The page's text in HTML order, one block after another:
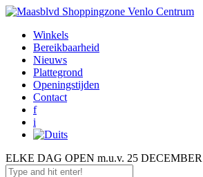
Winkels
Bereikbaarheid
Nieuws
Plattegrond
Openingstijden
Contact
f
i
ELKE DAG OPEN m.u.v. 25